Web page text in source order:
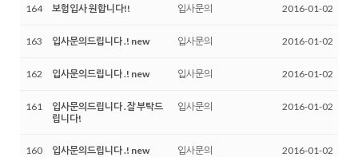
164 보험입사 원합니다!! 입사문의 2016-01-02
163 입사문의드립니다 .! new 입사문의 2016-01-02
162 입사문의드립니다 .! new 입사문의 2016-01-02
161
입사문의드립니다 .잘 부탁드
립니다!
입사문의 2016-01-02
160 입사문의드립니다 .! new 입사문의 2016-01-02